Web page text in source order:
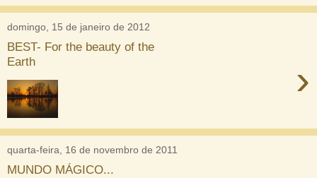
domingo, 15 de janeiro de 2012
BEST- For the beauty of the
Earth
›
quarta-feira, 16 de novembro de 2011
MUNDO MÁGICO...